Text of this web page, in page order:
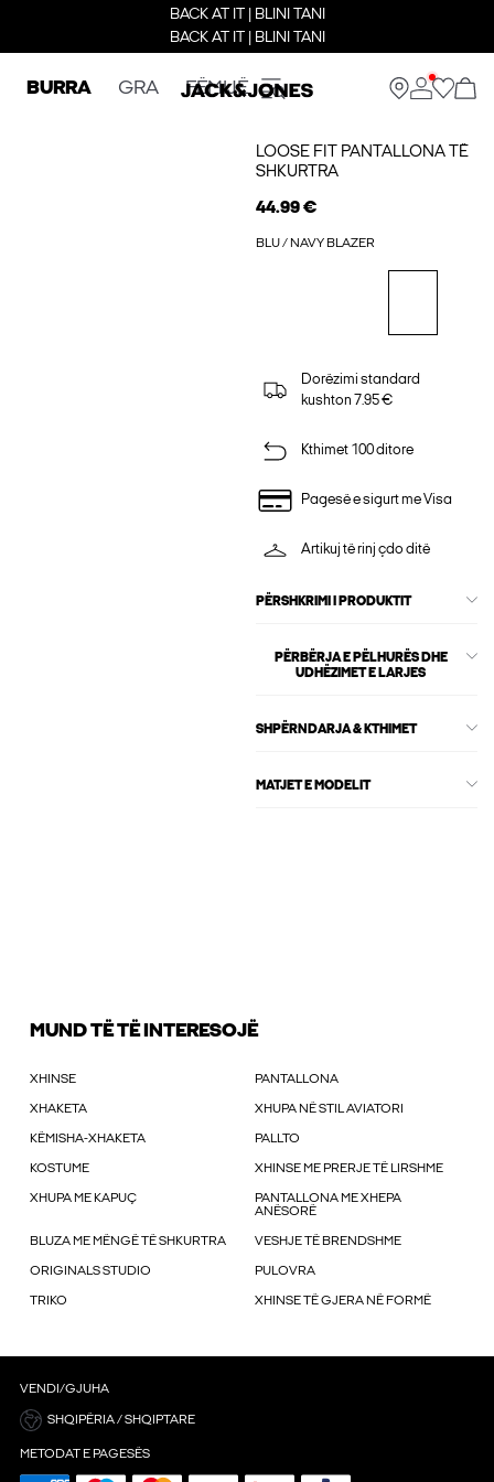
BACK AT IT | BLINI TANI
BACK AT IT | BLINI TANI
BURRA GRA FËMIJË
LOOSE FIT PANTALLONA TË
SHKURTRA
44.99 €
BLU / NAVY BLAZER
Dorëzimi standard
kushton 7.95 €
Kthimet 100 ditore
Pagesë e sigurt me Visa
Artikuj të rinj çdo ditë
PËRSHKRIMI I PRODUKTIT
PËRBËRJA E PËLHURËS DHE
UDHËZIMET E LARJES
SHPËRNDARJA & KTHIMET
MATJET E MODELIT
MUND TË TË INTERESOJË
XHINSE PANTALLONA
XHAKETA XHUPA NË STIL AVIATORI
KËMISHA-XHAKETA PALLTO
KOSTUME XHINSE ME PRERJE TË LIRSHME
XHUPA ME KAPUÇ
PANTALLONA ME XHEPA
ANËSORË
BLUZA ME MËNGË TË SHKURTRA VESHJE TË BRENDSHME
ORIGINALS STUDIO PULOVRA
TRIKO XHINSE TË GJERA NË FORMË
VENDI/GJUHA
SHQIPËRIA / SHQIPTARE
METODAT E PAGESËS